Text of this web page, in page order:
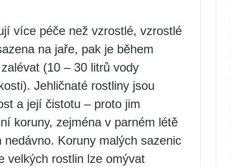
více péče než vzrostlé, vzrostlé
na jaře, pak je během
(10 – 30 litrů vody
Jehličnaté rostliny jsou
a její čistotu – proto jim
koruny, zejména v parném létě
Koruny malých sazenic
velkých rostlin lze omývat